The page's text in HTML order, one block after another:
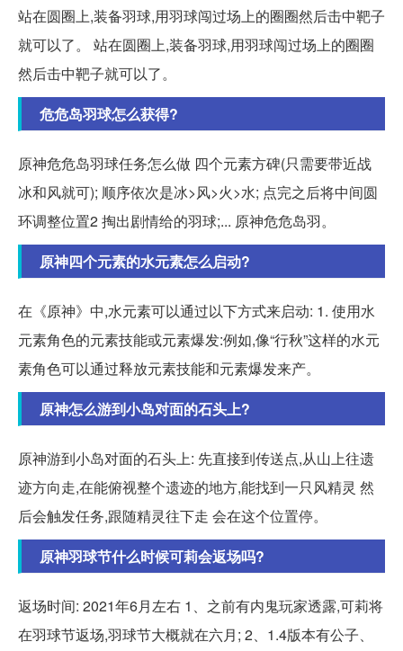
站在圆圈上,装备羽球,用羽球闯过场上的圈圈然后击中靶子
就可以了。 站在圆圈上,装备羽球,用羽球闯过场上的圈圈
然后击中靶子就可以了。
危危岛羽球怎么获得?
原神危危岛羽球任务怎么做 四个元素方碑(只需要带近战
冰和风就可); 顺序依次是冰>风>火>水; 点完之后将中间圆
环调整位置2 掏出剧情给的羽球;... 原神危危岛羽。
原神四个元素的水元素怎么启动?
在《原神》中,水元素可以通过以下方式来启动: 1. 使用水
元素角色的元素技能或元素爆发:例如,像“行秋”这样的水元
素角色可以通过释放元素技能和元素爆发来产。
原神怎么游到小岛对面的石头上?
原神游到小岛对面的石头上: 先直接到传送点,从山上往遗
迹方向走,在能俯视整个遗迹的地方,能找到一只风精灵 然
后会触发任务,跟随精灵往下走 会在这个位置停。
原神羽球节什么时候可莉会返场吗?
返场时间: 2021年6月左右 1、之前有内鬼玩家透露,可莉将
在羽球节返场,羽球节大概就在六月; 2、1.4版本有公子、